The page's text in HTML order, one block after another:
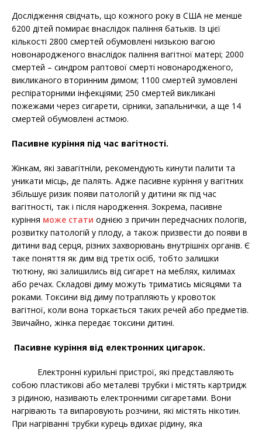
Дослідження свідчать, що кожного року в США не менше
6200 дітей помирає внаслідок паління батьків. Із цієї
кількості 2800 смертей обумовлені низькою вагою
новонародженого внаслідок паління вагітної матері; 2000
смертей – синдром раптової смерті новонародженого,
викликаного вторинним димом; 1100 смертей зумовлені
респіраторними інфекціями; 250 смертей викликані
пожежами через сигарети, сірники, запальнички, а ще 14
смертей обумовлені астмою.
Пасивне куріння під час вагітності.
Жінкам, які завагітніли, рекомендують кинути палити та
уникати місць, де палять. Адже пасивне куріння у вагітних
збільшує ризик появи патологій у дитини як під час
вагітності, так і після народження. Зокрема, пасивне
куріння може стати однією з причин передчасних пологів,
розвитку патологій у плоду, а також призвести до появи в
дитини вад серця, різних захворювань внутрішніх органів. Є
таке поняття як дим від третіх осіб, тобто залишки
тютюну, які залишились від сигарет на меблях, килимах
або речах. Складові диму можуть триматись місяцями та
роками. Токсини від диму потрапляють у кровоток
вагітної, коли вона торкається таких речей або предметів.
Звичайно, жінка передає токсини дитині.
Пасивне куріння від електронних цигарок.
Електронні курильні пристрої, які представляють
собою пластикові або металеві трубки і містять картридж
з рідиною, називають електронними сигаретами. Вони
нагрівають та випаровують розчини, які містять нікотин.
При нагріванні трубки курець вдихає рідину, яка